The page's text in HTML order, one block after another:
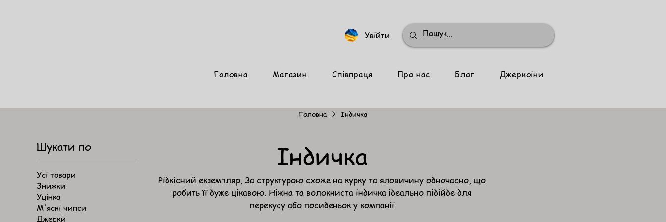
Увійти
Головна Магазин Співпраця Про нас Блог Джеркоіни
Головна Індичка
Шукати по
Усі товари
Знижки
Уцінка
М'ясні чипси
Джерки
Індичка
Рідкісний екземпляр. За структурою схоже на курку та яловичину одночасно, що
робить її дуже цікавою. Ніжна та волокниста індичка ідеально підійде для
перекусу або посиденьок у компанії